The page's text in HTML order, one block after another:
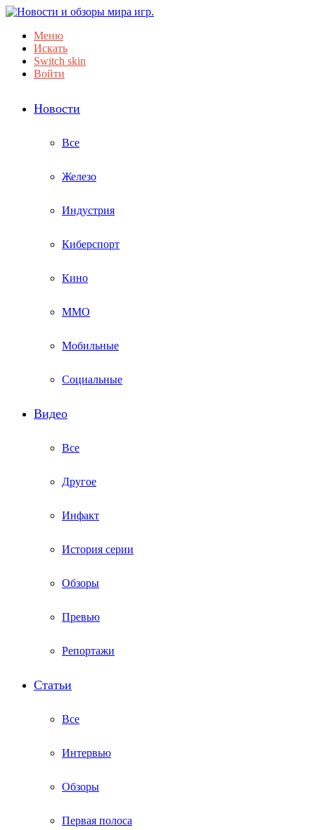
Меню
Искать
Switch skin
Войти
Новости
Все
Железо
Индустрия
Киберспорт
Кино
ММО
Мобильные
Социальные
Видео
Все
Другое
Инфакт
История серии
Обзоры
Превью
Репортажи
Статьи
Все
Интервью
Обзоры
Первая полоса